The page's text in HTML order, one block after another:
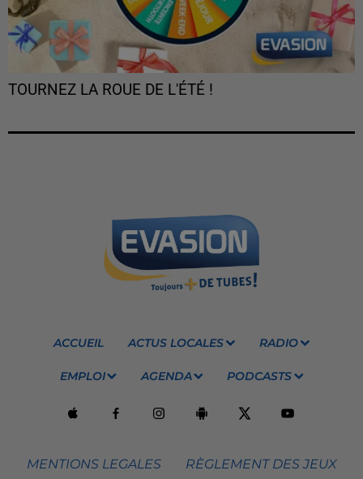
TOURNEZ LA ROUE DE L'ÉTÉ !
ACCUEIL ACTUS LOCALES RADIO
EMPLOI AGENDA PODCASTS
MENTIONS LEGALES RÈGLEMENT DES JEUX